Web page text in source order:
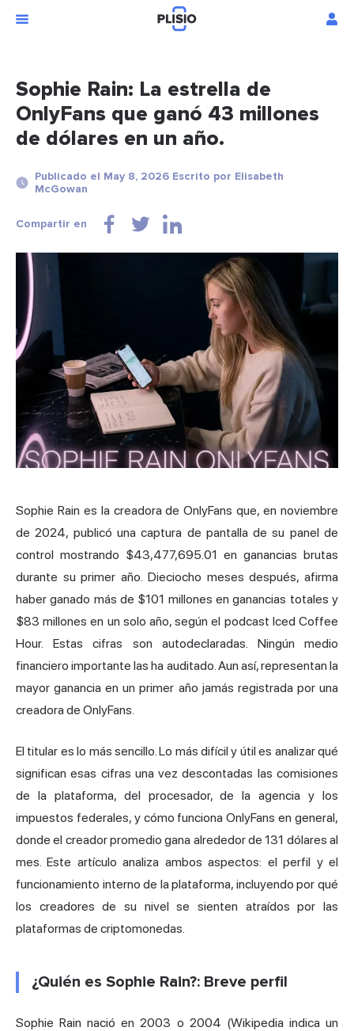
Sophie Rain: La estrella de
OnlyFans que ganó 43 millones
de dólares en un año.
Publicado el May 8, 2026 Escrito por Elisabeth
McGowan
Compartir en
Sophie Rain es la creadora de OnlyFans que, en noviembre
de 2024, publicó una captura de pantalla de su panel de
control mostrando $43,477,695.01 en ganancias brutas
durante su primer año. Dieciocho meses después, afirma
haber ganado más de $101 millones en ganancias totales y
$83 millones en un solo año, según el podcast Iced Coffee
Hour. Estas cifras son autodeclaradas. Ningún medio
financiero importante las ha auditado. Aun así, representan la
mayor ganancia en un primer año jamás registrada por una
creadora de OnlyFans.
El titular es lo más sencillo. Lo más difícil y útil es analizar qué
significan esas cifras una vez descontadas las comisiones
de la plataforma, del procesador, de la agencia y los
impuestos federales, y cómo funciona OnlyFans en general,
donde el creador promedio gana alrededor de 131 dólares al
mes. Este artículo analiza ambos aspectos: el perfil y el
funcionamiento interno de la plataforma, incluyendo por qué
los creadores de su nivel se sienten atraídos por las
plataformas de criptomonedas.
¿Quién es Sophie Rain?: Breve perfil
Sophie Rain nació en 2003 o 2004 (Wikipedia indica un